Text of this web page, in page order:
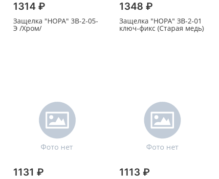
1314 ₽
Защелка "НОРА" 3В-2-05-
Э /Хром/
1348 ₽
Защелка "НОРА" ЗВ-2-01
ключ-фикс (Старая медь)
1131 ₽ 1113 ₽